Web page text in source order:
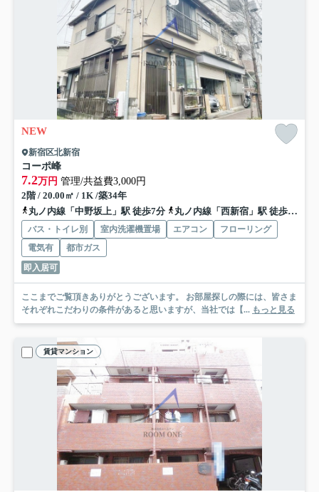
NEW
新宿区北新宿
コーポ峰
7.2万円 管理/共益費3,000円
2階 / 20.00㎡ / 1K /築34年
丸ノ内線「中野坂上」駅 徒歩7分
丸ノ内線「西新宿」駅 徒歩7分
バス・トイレ別 室内洗濯機置場 エアコン
フローリング
電気有
都市ガス
即入居可
ここまでご覧頂きありがとうございます。 お部屋探しの際には、皆さま
それぞれこだわりの条件があると思いますが、当社では【... もっと見る
賃貸マンション